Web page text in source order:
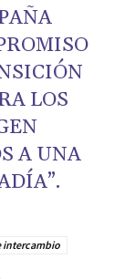
LOS
A UNA
intercambio